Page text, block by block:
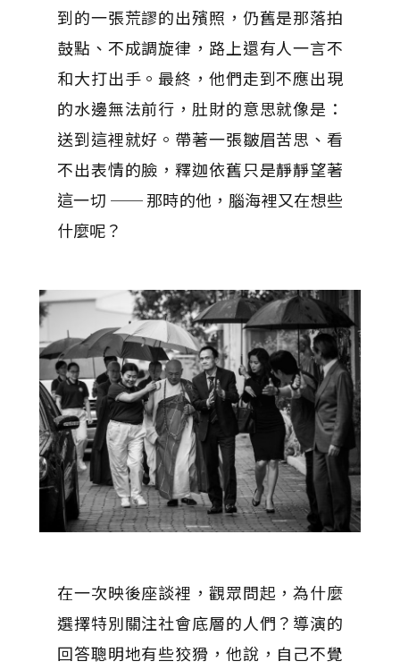
到的一張荒謬的出殯照，仍舊是那落拍
鼓點、不成調旋律，路上還有人一言不
和大打出手。最終，他們走到不應出現
的水邊無法前行，肚財的意思就像是：
送到這裡就好。帶著一張皺眉苦思、看
不出表情的臉，釋迦依舊只是靜靜望著
這一切 ── 那時的他，腦海裡又在想些
什麼呢？
在一次映後座談裡，觀眾問起，為什麼
選擇特別關注社會底層的人們？導演的
回答聰明地有些狡猾，他說，自己不覺